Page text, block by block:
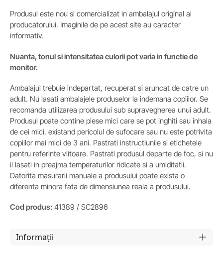
Produsul este nou si comercializat in ambalajul original al
producatorului. Imaginile de pe acest site au caracter
informativ.
Nuanta, tonul si intensitatea culorii pot varia in functie de
monitor.
Ambalajul trebuie indepartat, recuperat si aruncat de catre un
adult. Nu lasati ambalajele produselor la indemana copiilor. Se
recomanda utilizarea produsului sub supravegherea unui adult.
Produsul poate contine piese mici care se pot inghiti sau inhala
de cei mici, existand pericolul de sufocare sau nu este potrivita
copiilor mai mici de 3 ani. Pastrati instructiunile si etichetele
pentru referinte viitoare. Pastrati produsul departe de foc, si nu
il lasati in preajma temperaturilor ridicate si a umiditatii.
Datorita masurarii manuale a produsului poate exista o
diferenta minora fata de dimensiunea reala a produsului.
Cod produs: 41389 / SC2896
Informații